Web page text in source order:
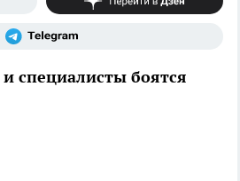
специалисты боятся